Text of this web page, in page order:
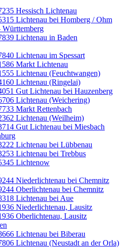
Hessisch Lichtenau
Lichtenau bei Homberg / Ohm
Württemberg
Lichtenau in Baden
Lichtenau im Spessart
Markt Lichtenau
Lichtenau (Feuchtwangen)
Lichtenau (Ringelai)
Gut Lichtenau bei Hauzenberg
Lichtenau (Weichering)
Markt Rettenbach
Lichtenau (Weilheim)
Gut Lichtenau bei Miesbach
Lichtenau bei Lübbenau
Lichtenau bei Trebbus
Lichtenow
Niederlichtenau bei Chemnitz
Oberlichtenau bei Chemnitz
Lichtenau bei Aue
Niederlichtenau, Lausitz
Oberlichtenau, Lausitz
Lichtenau bei Biberau
Lichtenau (Neustadt an der Orla)